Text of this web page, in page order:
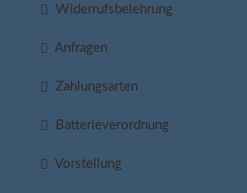
Widerrufsbelehrung
Anfragen
Zahlungsarten
Batterieverordnung
Vorstellung